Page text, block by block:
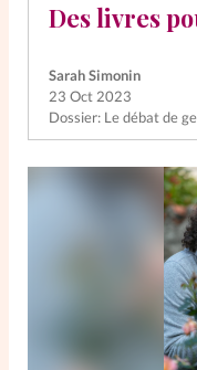
Des livres
Dossier: Le débat de
Sarah Simonin
23 Oct 2023